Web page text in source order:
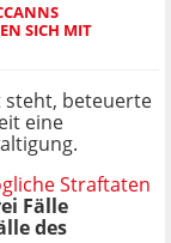
SICH MIT
steht, beteuerte
eine
Straftaten
Fälle
des